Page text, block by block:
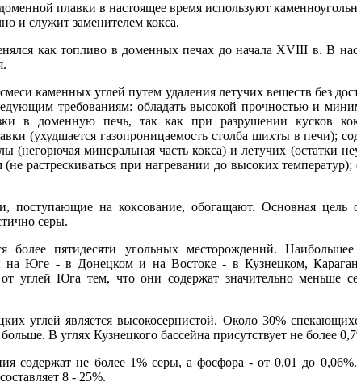
плавки в настоящее время используют
и служит заменителем кокса.
как топливо в доменных печах до начала XVIII в. В
каменных углей путем удаления летучих веществ без
требованиям: обладать высокой прочностью и
в доменную печь, так как при разрушении кусков
(ухудшается газопроницаемость столба шихты в печи);
(негорючая минеральная часть кокса) и летучих (остатки
растрескиваться при нагревании до высоких
поступающие на коксование, обогащают. Основная цель
серы.
более пятидесяти угольных месторождений. Наибольшее
на Юге - в Донецком и на Востоке - в Кузнецком,
углей Юга тем, что они содержат значительно меньше
углей является высокосернистой. Около 30%
В углях Кузнецкого бассейна присутствует не более
содержат не более 1% серы, а фосфора - от 0,01 до
8 - 25%.